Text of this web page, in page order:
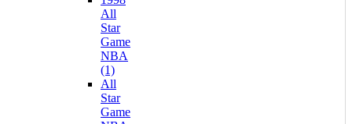
All
Star
Game
NBA
(1)
All
Star
Game